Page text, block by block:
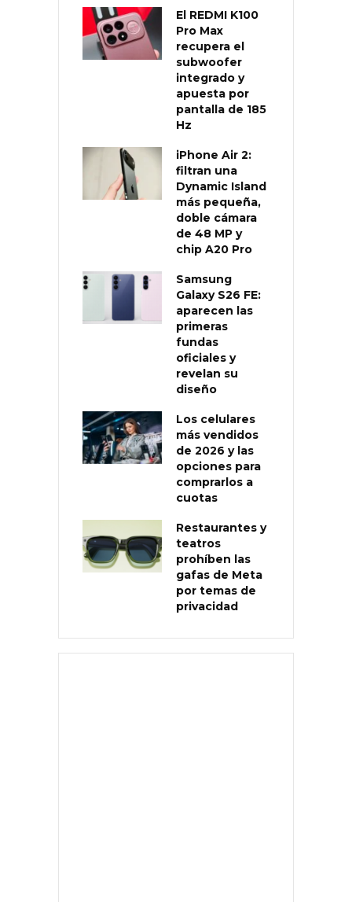
El REDMI K100
Pro Max
recupera el
subwoofer
integrado y
apuesta por
pantalla de 185
Hz
iPhone Air 2:
filtran una
Dynamic Island
más pequeña,
doble cámara
de 48 MP y
chip A20 Pro
Samsung
Galaxy S26 FE:
aparecen las
primeras
fundas
oficiales y
revelan su
diseño
Los celulares
más vendidos
de 2026 y las
opciones para
comprarlos a
cuotas
Restaurantes y
teatros
prohíben las
gafas de Meta
por temas de
privacidad